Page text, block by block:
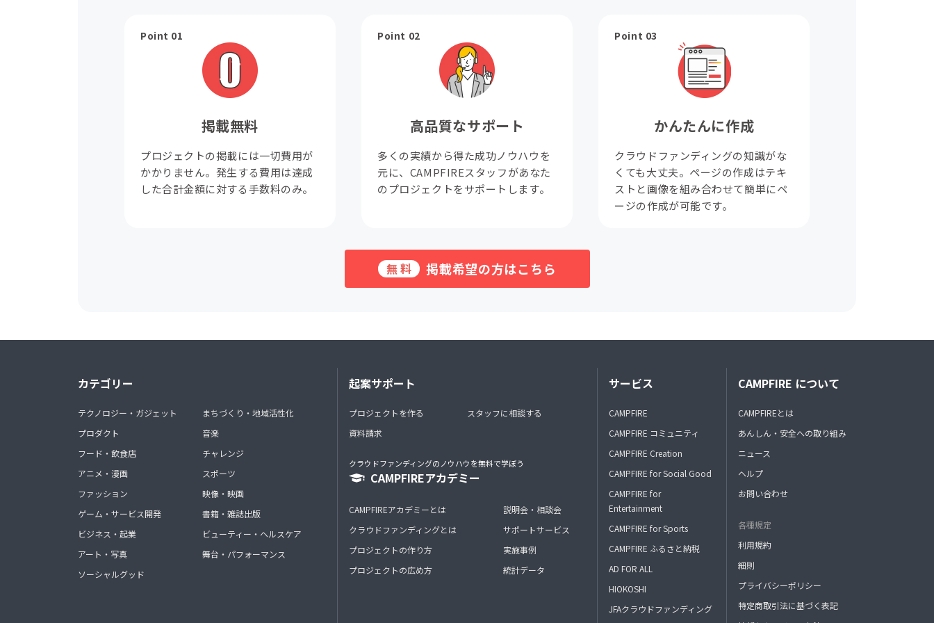
Point 01
掲載無料
プロジェクトの掲載には一切費用が
かかりません。発生する費用は達成
した合計金額に対する手数料のみ。
Point 02
高品質なサポート
多くの実績から得た成功ノウハウを
元に、CAMPFIREスタッフがあなた
のプロジェクトをサポートします。
Point 03
かんたんに作成
クラウドファンディングの知識がな
くても大丈夫。ページの作成はテキ
ストと画像を組み合わせて簡単にペ
ージの作成が可能です。
無料 掲載希望の方はこちら
カテゴリー
テクノロジー・ガジェット
プロダクト
フード・飲食店
アニメ・漫画
ファッション
ゲーム・サービス開発
ビジネス・起業
アート・写真
ソーシャルグッド
まちづくり・地域活性化
音楽
チャレンジ
スポーツ
映像・映画
書籍・雑誌出版
ビューティー・ヘルスケア
舞台・パフォーマンス
起案サポート
プロジェクトを作る
資料請求
スタッフに相談する
クラウドファンディングのノウハウを無料で学ぼう
CAMPFIREアカデミー
CAMPFIREアカデミーとは
クラウドファンディングとは
プロジェクトの作り方
プロジェクトの広め方
説明会・相談会
サポートサービス
実施事例
統計データ
サービス
CAMPFIRE
CAMPFIRE コミュニティ
CAMPFIRE Creation
CAMPFIRE for Social Good
CAMPFIRE for
Entertainment
CAMPFIRE for Sports
CAMPFIRE ふるさと納税
AD FOR ALL
HIOKOSHI
JFAクラウドファンディング
CAMPFIRE について
CAMPFIREとは
あんしん・安全への取り組み
ニュース
ヘルプ
お問い合わせ
各種規定
利用規約
細則
プライバシーポリシー
特定商取引法に基づく表記